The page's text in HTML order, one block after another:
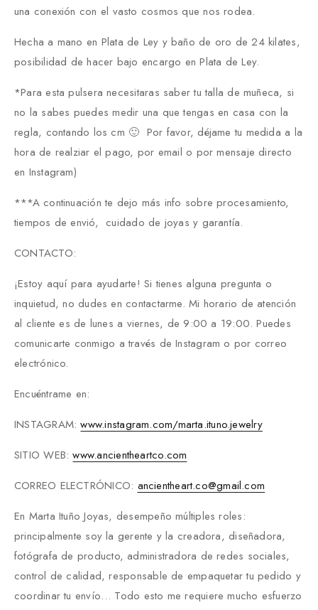
una conexión con el vasto cosmos que nos rodea.
Hecha a mano en Plata de Ley y baño de oro de 24 kilates,
posibilidad de hacer bajo encargo en Plata de Ley.
*Para esta pulsera necesitaras saber tu talla de muñeca, si
no la sabes puedes medir una que tengas en casa con la
regla, contando los cm 🙂 Por favor, déjame tu medida a la
hora de realziar el pago, por email o por mensaje directo
en Instagram)
***A continuación te dejo más info sobre procesamiento,
tiempos de envió, cuidado de joyas y garantía.
CONTACTO:
¡Estoy aquí para ayudarte! Si tienes alguna pregunta o
inquietud, no dudes en contactarme. Mi horario de atención
al cliente es de lunes a viernes, de 9:00 a 19:00. Puedes
comunicarte conmigo a través de Instagram o por correo
electrónico.
Encuéntrame en:
INSTAGRAM:www.instagram.com/marta.ituno.jewelry
SITIO WEB:www.ancientheartco.com
CORREO ELECTRÓNICO: ancientheart.co@gmail.com
En Marta Ituño Joyas, desempeño múltiples roles:
principalmente soy la gerente y la creadora, diseñadora,
fotógrafa de producto, administradora de redes sociales,
control de calidad, responsable de empaquetar tu pedido y
coordinar tu envío… Todo esto me requiere mucho esfuerzo